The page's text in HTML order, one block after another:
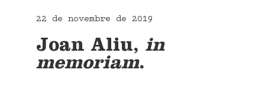
22 de novembre de 2019
Joan Aliu, in
memoriam.